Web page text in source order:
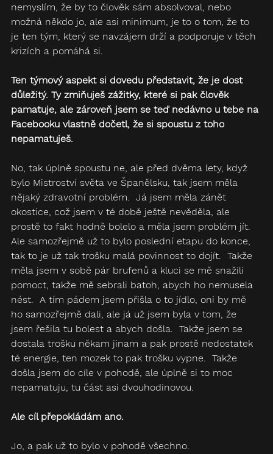
nemyslím, že by to člověk sám absolvoval, nebo
možná někdo jo, ale asi minimum, je to o tom, že to
je ten tým, který se navzájem drží a podporuje v těch
krizích a pomáhá si.
Ten týmový aspekt si dovedu představit, že je dost
důležitý. Ty zmiňuješ zážitky, které si pak člověk
pamatuje, ale zároveň jsem se teď nedávno u tebe na
Facebooku vlastně dočetl, že si spoustu z toho
nepamatuješ.
No, tak úplně spoustu ne, ale před dvěma lety, když
bylo Mistroství světa ve Španělsku, tak jsem měla
nějaký zdravotní problém.  Já jsem měla zánět
okostice, což jsem v té době ještě nevěděla, ale
prostě to fakt hodně bolelo a měla jsem problém jít.
Ale samozřejmě už to bylo poslední etapu do konce,
tak to je už tak trošku malá povinnost to dojít.  Takže
měla jsem v sobě pár brufenů a kluci se mě snažili
pomoct, takže mě sebrali batoh, abych ho nemusela
nést.  A tím pádem jsem přišla o to jídlo, oni by mě
ho samozřejmě dali, ale já už jsem byla v tom, že
jsem řešila tu bolest a abych došla.  Takže jsem se
dostala trošku někam jinam a pak prostě nedostatek
té energie, ten mozek to pak trošku vypne.  Takže
došla jsem do cíle v pohodě, ale úplně si to moc
nepamatuju, tu část asi dvouhodinovou.
Ale cíl přepokládám ano.
Jo, a pak už to bylo v pohodě všechno.